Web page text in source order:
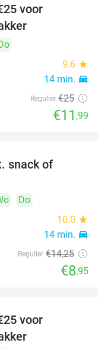
voor
9.6 star
14 min. directions_car
Regulier €25
€11 ,99
snack of
Do
10.0 star
14 min. directions_car
Regulier €14,25
€8,95
voor